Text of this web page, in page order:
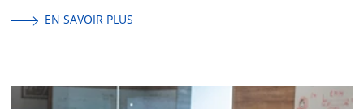
EN SAVOIR PLUS